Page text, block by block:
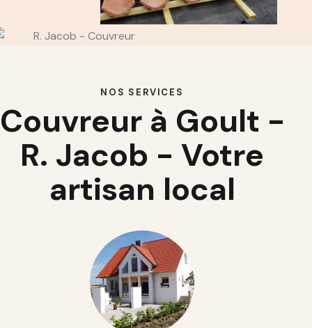
NOS SERVICES
Couvreur à Goult -
R. Jacob - Votre
artisan local